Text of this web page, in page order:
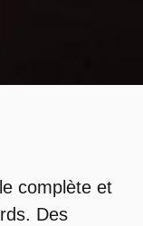
complète et
Des